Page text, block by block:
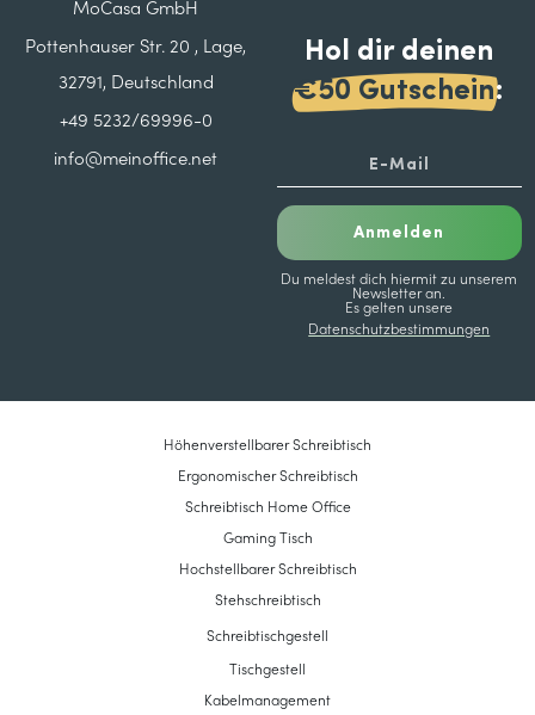
MoCasa GmbH
Pottenhauser Str. 20 , Lage,
32791, Deutschland
+49 5232/69996-0
info@meinoffice.net
Hol dir deinen
€50 Gutschein:
Anmelden
Du meldest dich hiermit zu unserem
Newsletter an.
Es gelten unsere
Datenschutzbestimmungen
Höhenverstellbarer Schreibtisch
Ergonomischer Schreibtisch
Schreibtisch Home Office
Gaming Tisch
Hochstellbarer Schreibtisch
Stehschreibtisch
Schreibtischgestell
Tischgestell
Kabelmanagement